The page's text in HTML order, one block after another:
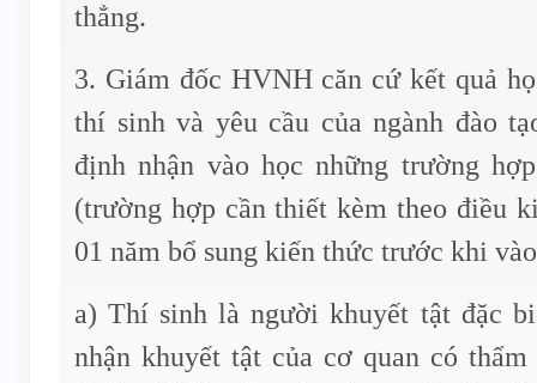
thẳng.
3. Giám đốc HVNH căn cứ kết quả
thí sinh và yêu cầu của ngành đào
định nhận vào học những trường
(trường hợp cần thiết kèm theo điều
01 năm bổ sung kiến thức trước khi
a) Thí sinh là người khuyết tật đặc
nhận khuyết tật của cơ quan có